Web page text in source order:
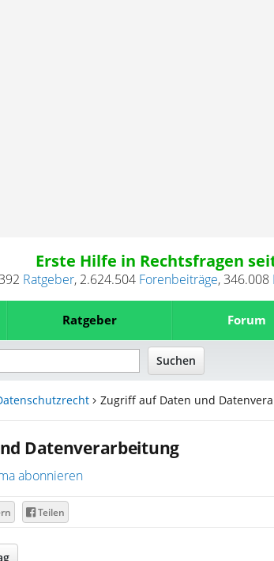
Erste Hilfe in Rechtsfragen
Ratgeber, 2.624.504 Forenbeiträge,346.008
Ratgeber Forum
Zugriff auf Daten und
Datenverarbeitung
abonnieren
Teilen